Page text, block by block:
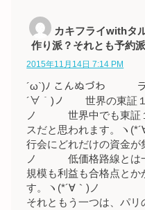
カキフライwith
作り派？それとも予約
2015年11月14日 7:14 PM
´ω`)ﾉ こんぬづわ ラ
´∀｀)ノ 世界の東証１
ノ 世界中でも東証１
スだと思われます。
行会にどれだけの資金が
ノ 低価格路線とは一
規模も利益も合格点とか
す。ヽ(*´∀｀)ノ
それともう一つは、パリ